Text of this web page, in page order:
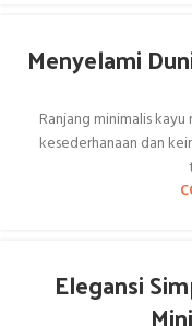
Menyelami
Ranjang minimalis
kesederhanaan dan
Elegansi